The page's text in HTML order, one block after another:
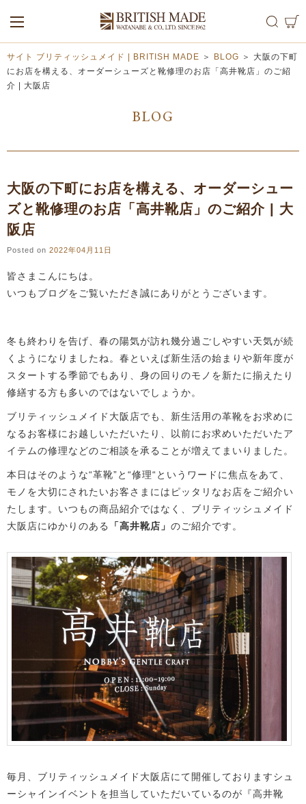
ALL MEN
WOMEN
サイト ブリティッシュメイド | BRITISH MADE ＞ BLOG ＞ 大阪の下町
にお店を構える、オーダーシューズと靴修理のお店「高井靴店」のご紹
介 | 大阪店
BLOG
大阪の下町にお店を構える、オーダーシュー
ズと靴修理のお店「高井靴店」のご紹介 | 大
阪店
Posted on 2022年04月11日
皆さまこんにちは。
いつもブログをご覧いただき誠にありがとうございます。
冬も終わりを告げ、春の陽気が訪れ幾分過ごしやすい天気が続
くようになりましたね。春といえば新生活の始まりや新年度が
スタートする季節でもあり、身の回りのモノを新たに揃えたり
修繕する方も多いのではないでしょうか。
ブリティッシュメイド大阪店でも、新生活用の革靴をお求めに
なるお客様にお越しいただいたり、以前にお求めいただいたア
イテムの修理などのご相談を承ることが増えてまいりました。
本日はそのような“革靴”と“修理“というワードに焦点をあて、
モノを大切にされたいお客さまにはピッタリなお店をご紹介い
たします。いつもの商品紹介ではなく、ブリティッシュメイド
大阪店にゆかりのある
「高井靴店」 のご紹介です。
毎月、ブリティッシュメイド大阪店にて開催しておりますシュ
ーシャインイベントを担当していただいているのが『高井靴